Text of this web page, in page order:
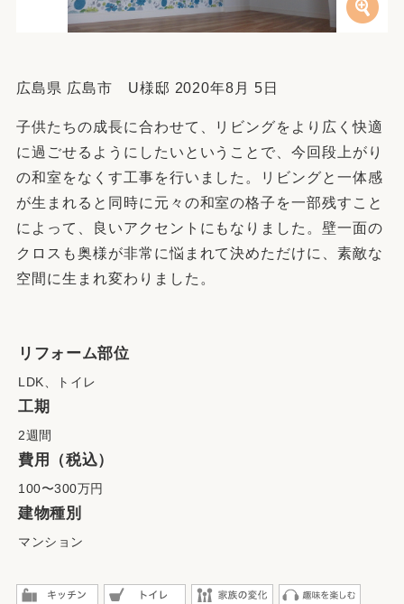
広島県 広島市 U様邸 2020年8月 5日
子供たちの成長に合わせて、リビングをより広く快適
に過ごせるようにしたいということで、今回段上がり
の和室をなくす工事を行いました。リビングと一体感
が生まれると同時に元々の和室の格子を一部残すこと
によって、良いアクセントにもなりました。壁一面の
クロスも奥様が非常に悩まれて決めただけに、素敵な
空間に生まれ変わりました。
リフォーム部位
LDK、トイレ
工期
2週間
費用（税込）
100〜300万円
建物種別
マンション